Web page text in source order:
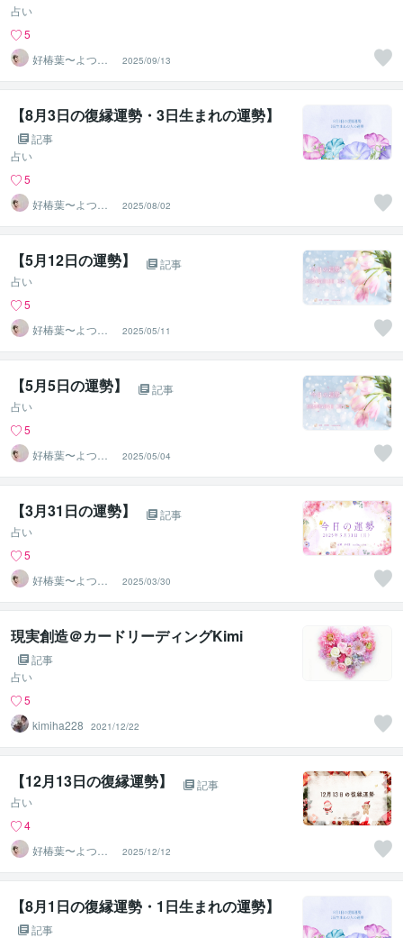
占い
5
好椿葉〜よつ
ば〜
2025/09/13
【8月3日の復縁運勢・3日生まれの運勢】
記事
占い
5
好椿葉〜よつ
ば〜
2025/08/02
【5月12日の運勢】
記事
占い
5
好椿葉〜よつ
ば〜
2025/05/11
【5月5日の運勢】
記事
占い
5
好椿葉〜よつ
ば〜
2025/05/04
【3月31日の運勢】
記事
占い
5
好椿葉〜よつ
ば〜
2025/03/30
現実創造＠カードリーディングKimi
記事
占い
5
kimiha228
2021/12/22
【12月13日の復縁運勢】
記事
占い
4
好椿葉〜よつ
ば〜
2025/12/12
【8月1日の復縁運勢・1日生まれの運勢】
記事